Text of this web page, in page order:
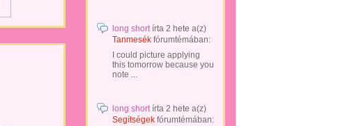
long shortírta 2 hete a(z)
Tanmesék fórumtémában:
I could picture applying
this tomorrow because you
note ...
long shortírta 2 hete a(z)
Segítségek fórumtémában: